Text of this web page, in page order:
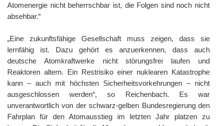
Atomenergie nicht beherrschbar ist, die Folgen sind noch nicht
absehbar.“
„Eine zukunftsfähige Gesellschaft muss zeigen, dass sie
lernfähig ist. Dazu gehört es anzuerkennen, dass auch
deutsche Atomkraftwerke nicht störungsfrei laufen und
Reaktoren altern. Ein Restrisiko einer nuklearen Katastrophe
kann – auch mit höchsten Sicherheitsvorkehrungen – nicht
ausgeschlossen werden“, so Reichenbach. Es war
unverantwortlich von der schwarz-gelben Bundesregierung den
Fahrplan für den Atomausstieg im letzten Jahr platzen zu